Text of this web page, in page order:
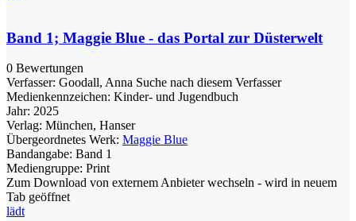
Band 1; Maggie Blue - das Portal zur Düsterwelt
0 Bewertungen
Verfasser: Goodall, Anna Suche nach diesem Verfasser
Medienkennzeichen: Kinder- und Jugendbuch
Jahr: 2025
Verlag: München, Hanser
Übergeordnetes Werk: Maggie Blue
Bandangabe: Band 1
Mediengruppe: Print
Zum Download von externem Anbieter wechseln - wird in neuem
Tab geöffnet
lädt